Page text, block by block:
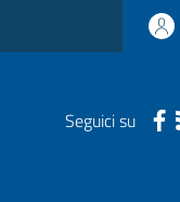
Seguici su